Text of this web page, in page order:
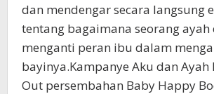
dan mendengar secara langsung
tentang bagaimana seorang
menganti peran ibu dalam
bayinya.Kampanye Aku dan Ayah
Out persembahan Baby Happy